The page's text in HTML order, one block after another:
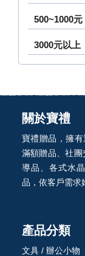
500~1000元
3000元以上
關於寶禮
寶禮贈品，擁
滿額贈品、社
導品、各式水
品，依客戶需求
產品分類
文具 / 辦公小物